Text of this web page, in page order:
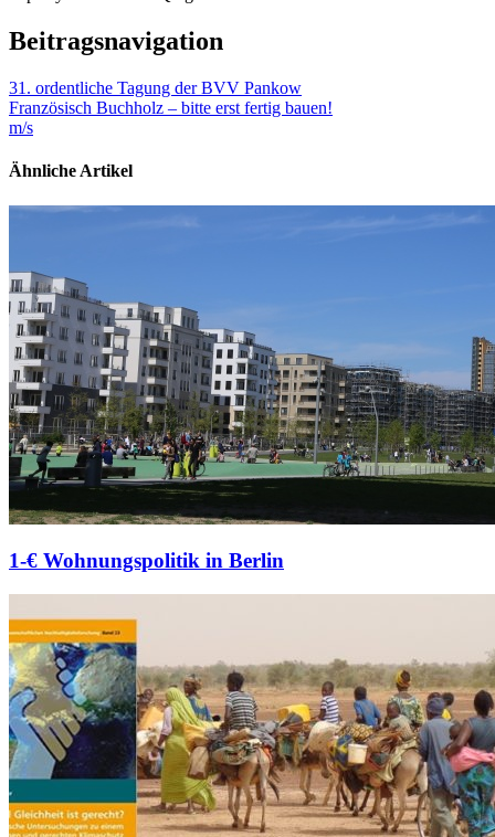
Beitragsnavigation
31. ordentliche Tagung der BVV Pankow
Französisch Buchholz – bitte erst fertig bauen!
m/s
Ähnliche Artikel
1-€ Wohnungspolitik in Berlin